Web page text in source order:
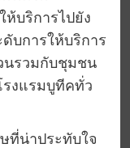
บริการไปยัง
บการให้บริการ
นรวมกับชุมชน
รงแรมบูทีคทั่ว
ที่น่าประทับใจ